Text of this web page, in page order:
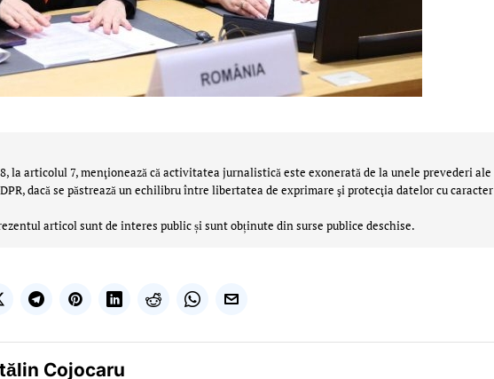
la articolul 7, menţionează că activitatea jurnalistică este exonerată de la unele prevederi ale
dacă se păstrează un echilibru între libertatea de exprimare şi protecţia datelor cu caracter
articol sunt de interes public și sunt obținute din surse publice deschise.
Cojocaru